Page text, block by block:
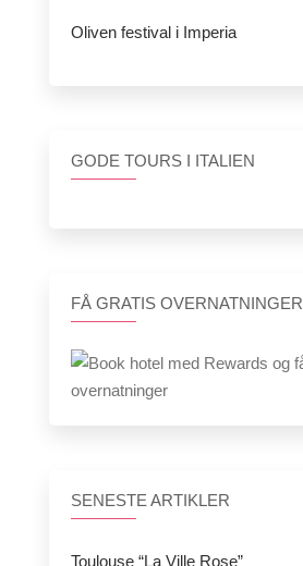
Oliven festival i Imperia
GODE TOURS I ITALIEN
FÅ GRATIS OVERNATNINGER
SENESTE ARTIKLER
Toulouse “La Ville Rose”